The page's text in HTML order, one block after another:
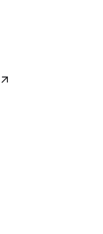
arrow_outward